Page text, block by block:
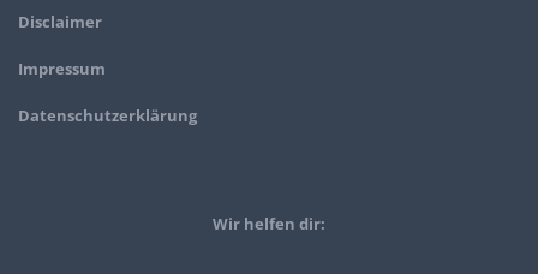
Disclaimer
Impressum
Datenschutzerklärung
Wir helfen dir: